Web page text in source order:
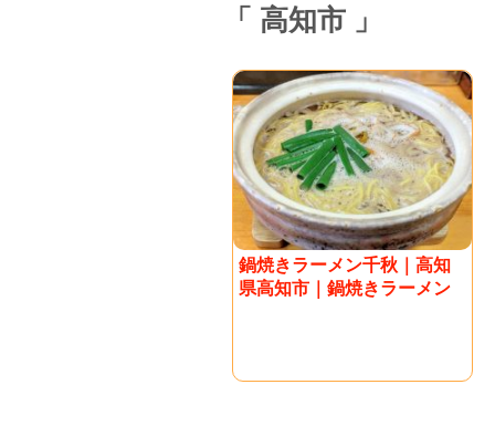
高知市
鍋焼きラーメン千秋｜高知
県高知市｜鍋焼きラーメン